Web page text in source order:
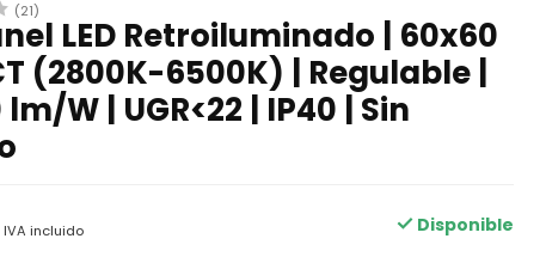
(21)
LED Retroiluminado | 60x60
(2800K-6500K) | Regulable |
lm/W | UGR<22 | IP40 | Sin
IVA incluido Disponible